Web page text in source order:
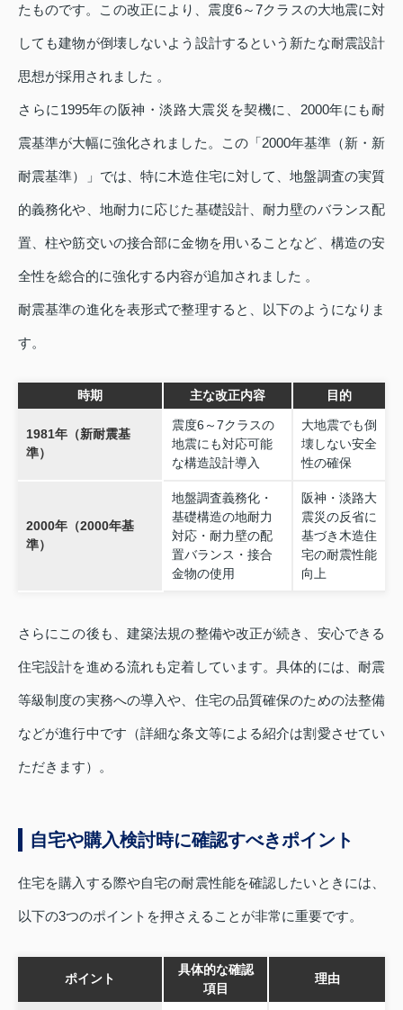
たものです。この改正により、震度6～7クラスの大地震に対
しても建物が倒壊しないよう設計するという新たな耐震設計
思想が採用されました 。
さらに1995年の阪神・淡路大震災を契機に、2000年にも耐
震基準が大幅に強化されました。この「2000年基準（新・新
耐震基準）」では、特に木造住宅に対して、地盤調査の実質
的義務化や、地耐力に応じた基礎設計、耐力壁のバランス配
置、柱や筋交いの接合部に金物を用いることなど、構造の安
全性を総合的に強化する内容が追加されました 。
耐震基準の進化を表形式で整理すると、以下のようになりま
す。
時期 主な改正内容 目的
1981年（新耐震基
準）
震度6～7クラスの
地震にも対応可能
な構造設計導入
大地震でも倒
壊しない安全
性の確保
2000年（2000年基
準）
地盤調査義務化・
基礎構造の地耐力
対応・耐力壁の配
置バランス・接合
金物の使用
阪神・淡路大
震災の反省に
基づき木造住
宅の耐震性能
向上
さらにこの後も、建築法規の整備や改正が続き、安心できる
住宅設計を進める流れも定着しています。具体的には、耐震
等級制度の実務への導入や、住宅の品質確保のための法整備
などが進行中です（詳細な条文等による紹介は割愛させてい
ただきます）。
自宅や購入検討時に確認すべきポイント
住宅を購入する際や自宅の耐震性能を確認したいときには、
以下の3つのポイントを押さえることが非常に重要です。
ポイント
具体的な確認
項目
理由